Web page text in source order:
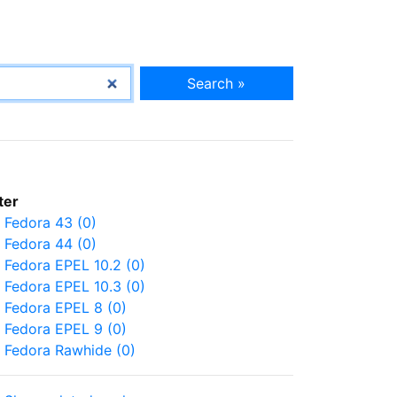
Search »
Fedora 43 (0)
Fedora 44 (0)
Fedora EPEL 10.2 (0)
Fedora EPEL 10.3 (0)
Fedora EPEL 8 (0)
Fedora EPEL 9 (0)
Fedora Rawhide (0)